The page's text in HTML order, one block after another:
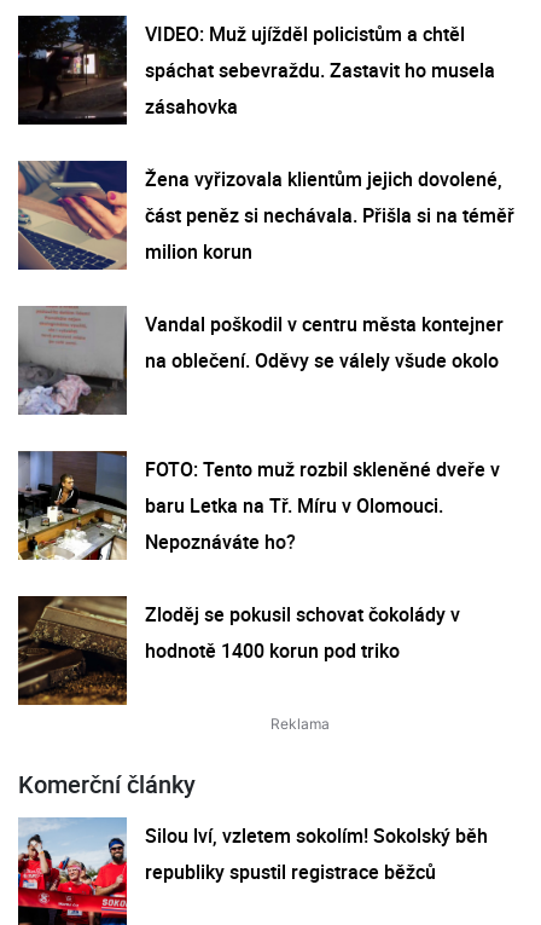
VIDEO: Muž ujížděl policistům a chtěl
spáchat sebevraždu. Zastavit ho musela
zásahovka
Žena vyřizovala klientům jejich dovolené,
část peněz si nechávala. Přišla si na téměř
milion korun
Vandal poškodil v centru města kontejner
na oblečení. Oděvy se válely všude okolo
FOTO: Tento muž rozbil skleněné dveře v
baru Letka na Tř. Míru v Olomouci.
Nepoznáváte ho?
Zloděj se pokusil schovat čokolády v
hodnotě 1400 korun pod triko
Komerční články
Silou lví, vzletem sokolím! Sokolský běh
republiky spustil registrace běžců